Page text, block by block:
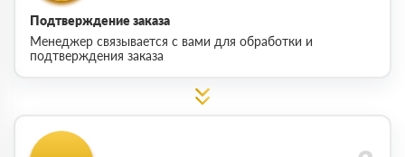
Подтверждение заказа
Менеджер связывается с вами для обработки и
подтверждения заказа